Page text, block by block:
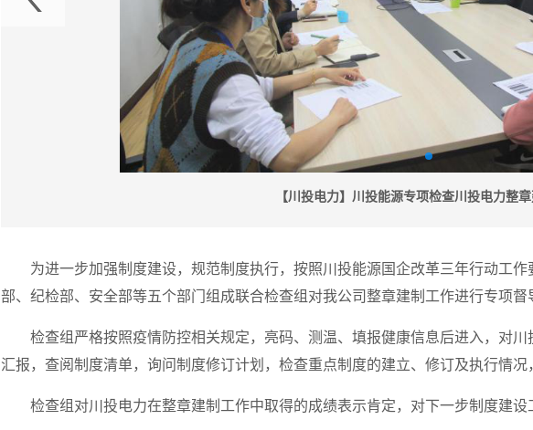
【川投电力】川投能源专项检查川投电力整
为进一步加强制度建设，规范制度执行，按照川投能源国企改革三年行动工
部、纪检部、安全部等五个部门组成联合检查组对我公司整章建制工作进行专项督
检查组严格按照疫情防控相关规定，亮码、测温、填报健康信息后进入，对
汇报，查阅制度清单，询问制度修订计划，检查重点制度的建立、修订及执行情
检查组对川投电力在整章建制工作中取得的成绩表示肯定，对下一步制度建